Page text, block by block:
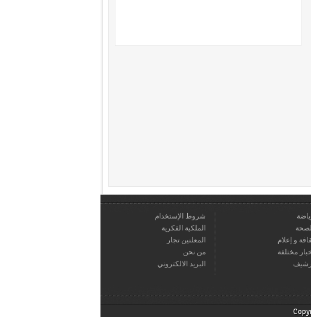
الصحة
و إعلام
مختلفة
أرشيف
شروط الإستخدام
الملكية الفكرية
المعلنين تجار
من نحن
البريد الالكتروني